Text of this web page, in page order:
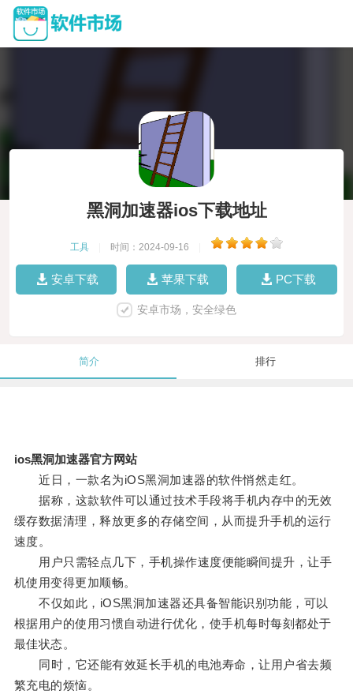
黑洞加速器ios下载地址
工具 时间：2024-09-16
安卓下载 苹果下载 PC下载
安卓市场，安全绿色
简介 排行
ios黑洞加速器官方网站
近日，一款名为iOS黑洞加速器的软件悄然走红。
据称，这款软件可以通过技术手段将手机内存中的无效
缓存数据清理，释放更多的存储空间，从而提升手机的运行
速度。
用户只需轻点几下，手机操作速度便能瞬间提升，让手
机使用变得更加顺畅。
不仅如此，iOS黑洞加速器还具备智能识别功能，可以
根据用户的使用习惯自动进行优化，使手机每时每刻都处于
最佳状态。
同时，它还能有效延长手机的电池寿命，让用户省去频
繁充电的烦恼。